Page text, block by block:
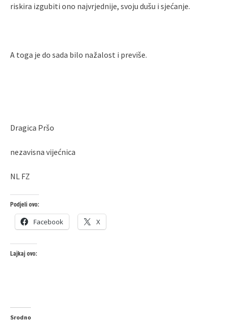
riskira izgubiti ono najvrjednije, svoju dušu i sjećanje.
A toga je do sada bilo nažalost i previše.
Dragica Pršo
nezavisna vijećnica
NL FZ
Podjeli ovo:
Facebook X
Lajkaj ovo:
Srodno